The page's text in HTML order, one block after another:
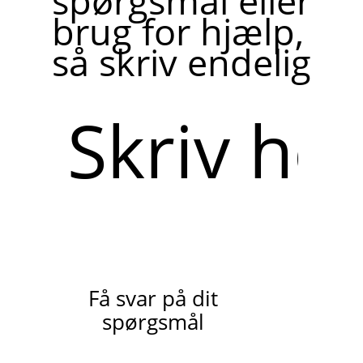
brug for hjælp,
så skriv endelig
her
Få svar på dit
spørgsmål